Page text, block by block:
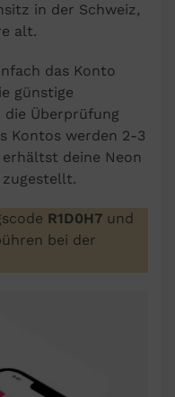
in der Schweiz,
alt.
das Konto
günstige
Überprüfung
Kontos werden 2-3
deine Neon
zugestellt.
R1D0H7 und
bei der